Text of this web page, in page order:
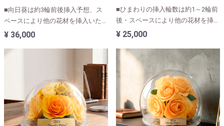
■向日葵は約3輪前後挿入予想、ス
ペースにより他の花材を挿入いたし
ます(お花の大きさで前後いたしま
¥ 36,000
■ひまわりの挿入輪数は約1～2輪前
後・スペースにより他の花材を挿入
いたします(お花の大きさで前後い
¥ 25,000